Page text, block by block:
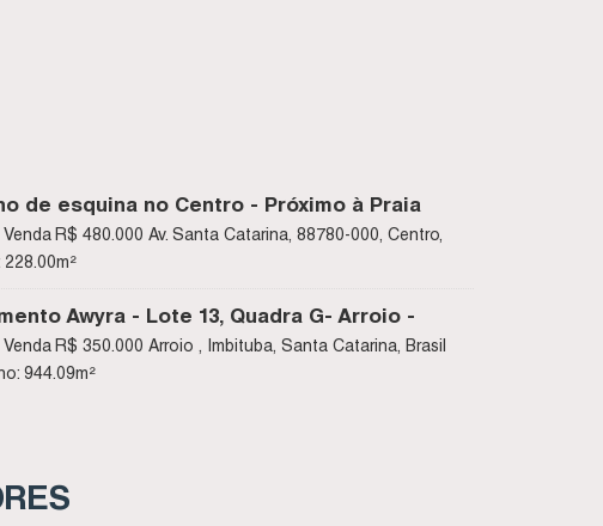
de esquina no Centro - Próximo à Praia
- Imbituba SC
R$ 480.000 Av. Santa Catarina, 88780-000, Centro,
Santa Catarina, Brasil
228.00m²
Awyra - Lote 13, Quadra G- Arroio -
SCR$ 350.000 Arroio , Imbituba, Santa Catarina, Brasil
944.09m²